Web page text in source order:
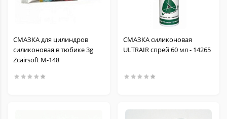
СМАЗКА для цилиндров
силиконовая в тюбике 3g
Zcairsoft M-148
СМАЗКА силиконовая
ULTRAIR спрей 60 мл - 14265